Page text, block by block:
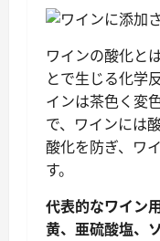
ワインの酸化と
とで生じる化学
インは茶色く変
で、ワインには
酸化を防ぎ、ワ
す。
代表的なワイン
黄、亜硫酸塩、